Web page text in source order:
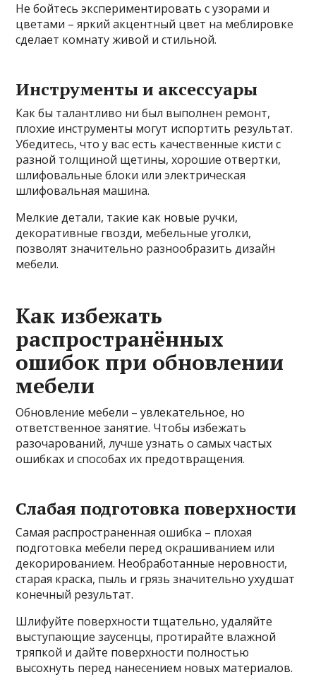
Не бойтесь экспериментировать с узорами и
цветами – яркий акцентный цвет на меблировке
сделает комнату живой и стильной.
Инструменты и аксессуары
Как бы талантливо ни был выполнен ремонт,
плохие инструменты могут испортить результат.
Убедитесь, что у вас есть качественные кисти с
разной толщиной щетины, хорошие отвертки,
шлифовальные блоки или электрическая
шлифовальная машина.
Мелкие детали, такие как новые ручки,
декоративные гвозди, мебельные уголки,
позволят значительно разнообразить дизайн
мебели.
Как избежать
распространённых
ошибок при обновлении
мебели
Обновление мебели – увлекательное, но
ответственное занятие. Чтобы избежать
разочарований, лучше узнать о самых частых
ошибках и способах их предотвращения.
Слабая подготовка поверхности
Самая распространенная ошибка – плохая
подготовка мебели перед окрашиванием или
декорированием. Необработанные неровности,
старая краска, пыль и грязь значительно ухудшат
конечный результат.
Шлифуйте поверхности тщательно, удаляйте
выступающие заусенцы, протирайте влажной
тряпкой и дайте поверхности полностью
высохнуть перед нанесением новых материалов.